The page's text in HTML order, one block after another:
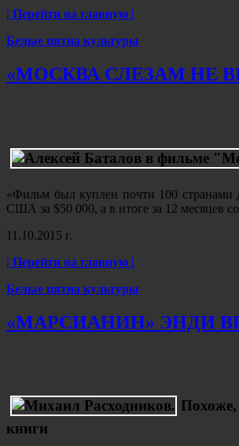
| Перейти на главную |
Белые пятна культуры
«МОСКВА СЛЕЗАМ НЕ
«Фильм был куплен почти 100 странами
США за $50 000, а в итоге за 12 месяцев
11.10.2015 г.
| Перейти на главную |
Белые пятна культуры
«МАРСИАНИН» ЭНДИ
книги